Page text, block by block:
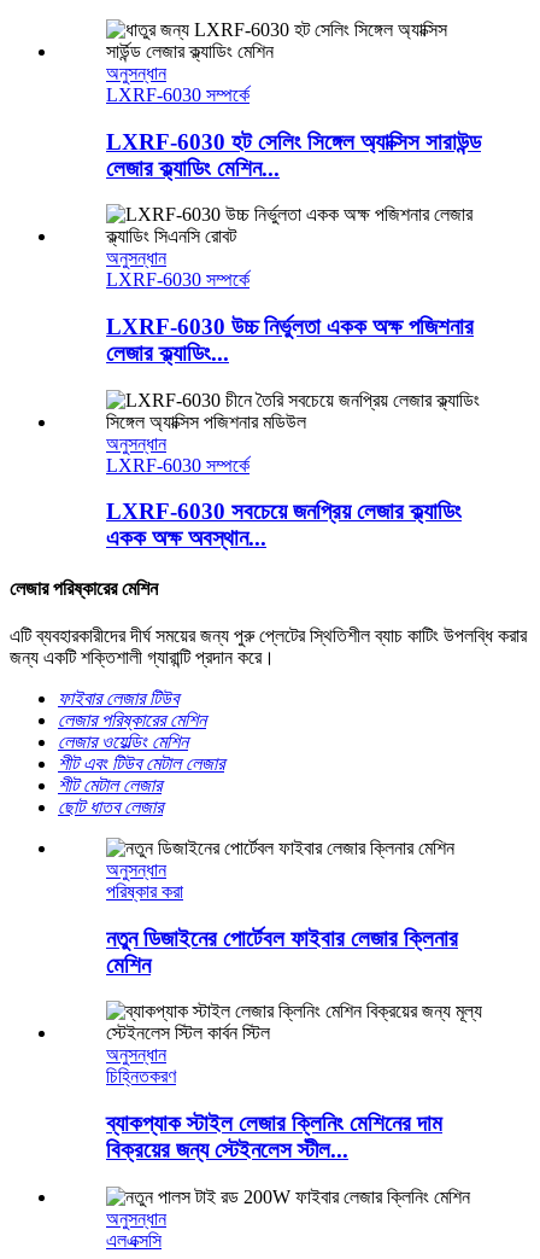
অনুসন্ধান
LXRF-6030 সম্পর্কে
LXRF-6030 হট সেলিং সিঙ্গেল অ্যাক্সিস সারাউন্ড
লেজার ক্ল্যাডিং মেশিন...
অনুসন্ধান
LXRF-6030 সম্পর্কে
LXRF-6030 উচ্চ নির্ভুলতা একক অক্ষ পজিশনার
লেজার ক্ল্যাডিং...
অনুসন্ধান
LXRF-6030 সম্পর্কে
LXRF-6030 সবচেয়ে জনপ্রিয় লেজার ক্ল্যাডিং
একক অক্ষ অবস্থান...
লেজার পরিষ্কারের মেশিন
এটি ব্যবহারকারীদের দীর্ঘ সময়ের জন্য পুরু প্লেটের স্থিতিশীল ব্যাচ কাটিং উপলব্ধি করার
জন্য একটি শক্তিশালী গ্যারান্টি প্রদান করে।
ফাইবার লেজার টিউব
লেজার পরিষ্কারের মেশিন
লেজার ওয়েল্ডিং মেশিন
শীট এবং টিউব মেটাল লেজার
শীট মেটাল লেজার
ছোট ধাতব লেজার
অনুসন্ধান
পরিষ্কার করা
নতুন ডিজাইনের পোর্টেবল ফাইবার লেজার ক্লিনার
মেশিন
অনুসন্ধান
চিহ্নিতকরণ
ব্যাকপ্যাক স্টাইল লেজার ক্লিনিং মেশিনের দাম
বিক্রয়ের জন্য স্টেইনলেস স্টীল...
অনুসন্ধান
এলএক্সসি